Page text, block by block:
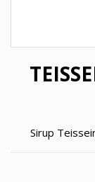
Sirup